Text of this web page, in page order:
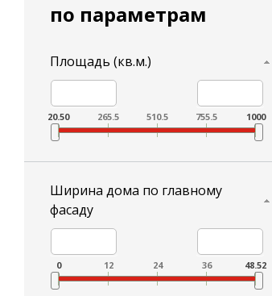
по параметрам
Площадь (кв.м.)
20.50 265.5 510.5 755.5 1000
Ширина дома по главному
фасаду
0 12 24 36 48.52